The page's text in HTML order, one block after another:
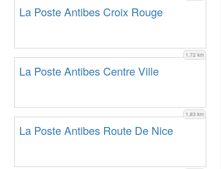
La Poste Antibes Croix Rouge
1,72 km
La Poste Antibes Centre Ville
1,83 km
La Poste Antibes Route De Nice